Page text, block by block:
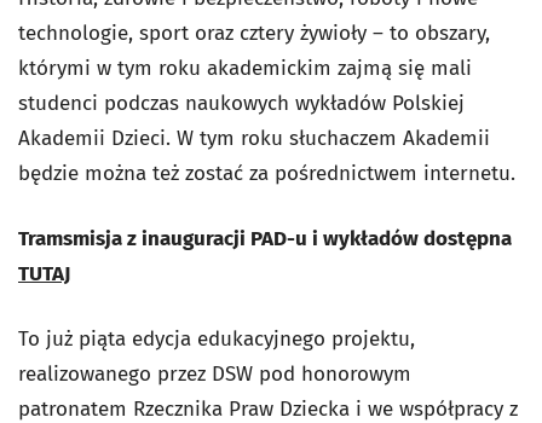
technologie, sport oraz cztery żywioły – to obszary,
którymi w tym roku akademickim zajmą się mali
studenci podczas naukowych wykładów Polskiej
Akademii Dzieci. W tym roku słuchaczem Akademii
będzie można też zostać za pośrednictwem internetu.
Tramsmisja z inauguracji PAD-u i wykładów dostępna
TUTAJ
To już piąta edycja edukacyjnego projektu,
realizowanego przez DSW pod honorowym
patronatem Rzecznika Praw Dziecka i we współpracy z